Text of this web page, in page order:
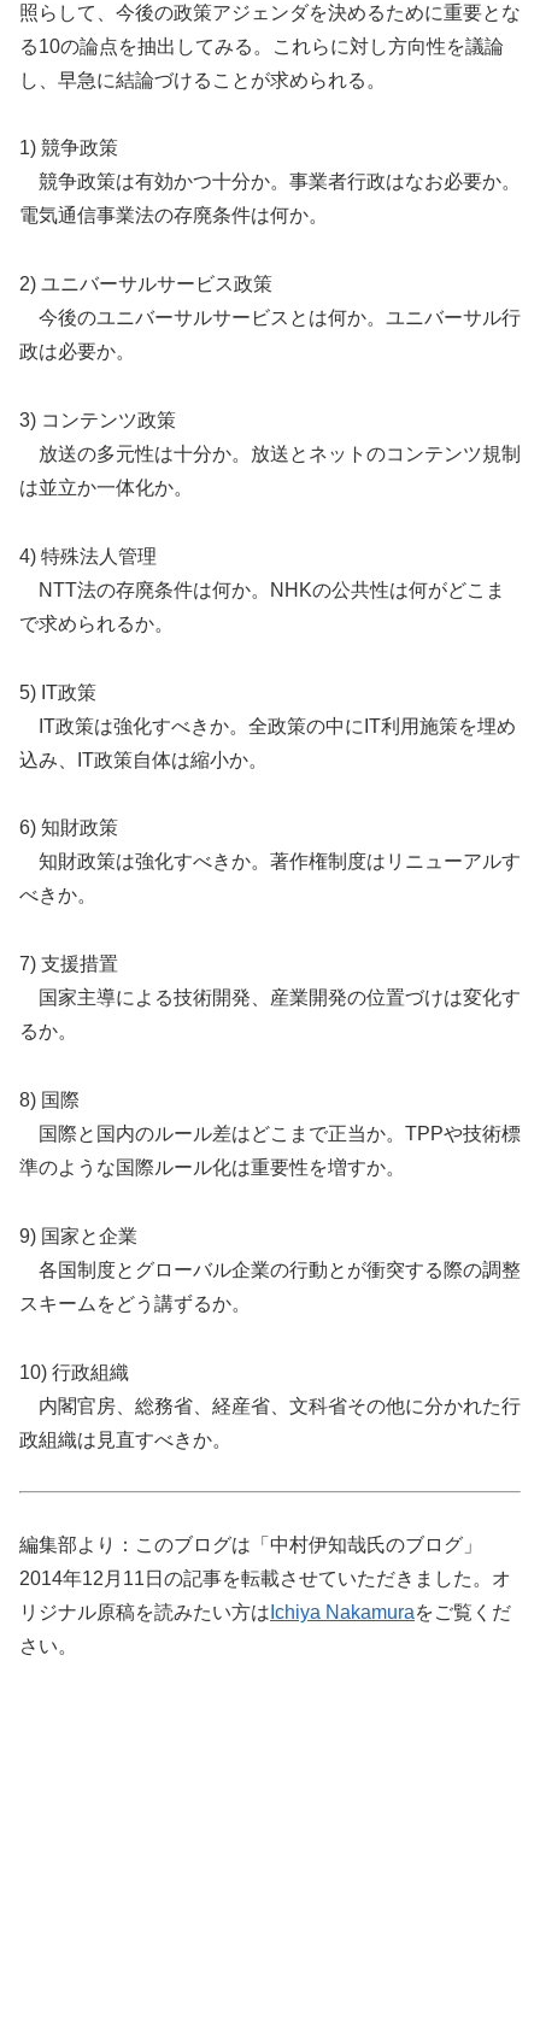
照らして、今後の政策アジェンダを決めるために重要とな
る10の論点を抽出してみる。これらに対し方向性を議論
し、早急に結論づけることが求められる。
1) 競争政策
競争政策は有効かつ十分か。事業者行政はなお必要か。
電気通信事業法の存廃条件は何か。
2) ユニバーサルサービス政策
今後のユニバーサルサービスとは何か。ユニバーサル行
政は必要か。
3) コンテンツ政策
放送の多元性は十分か。放送とネットのコンテンツ規制
は並立か一体化か。
4) 特殊法人管理
NTT法の存廃条件は何か。NHKの公共性は何がどこま
で求められるか。
5) IT政策
IT政策は強化すべきか。全政策の中にIT利用施策を埋め
込み、IT政策自体は縮小か。
6) 知財政策
知財政策は強化すべきか。著作権制度はリニューアルす
べきか。
7) 支援措置
国家主導による技術開発、産業開発の位置づけは変化す
るか。
8) 国際
国際と国内のルール差はどこまで正当か。TPPや技術標
準のような国際ルール化は重要性を増すか。
9) 国家と企業
各国制度とグローバル企業の行動とが衝突する際の調整
スキームをどう講ずるか。
10) 行政組織
内閣官房、総務省、経産省、文科省その他に分かれた行
政組織は見直すべきか。
編集部より：このブログは「中村伊知哉氏のブログ」
2014年12月11日の記事を転載させていただきました。オ
リジナル原稿を読みたい方は Ichiya Nakamuraをご覧くだ
さい。